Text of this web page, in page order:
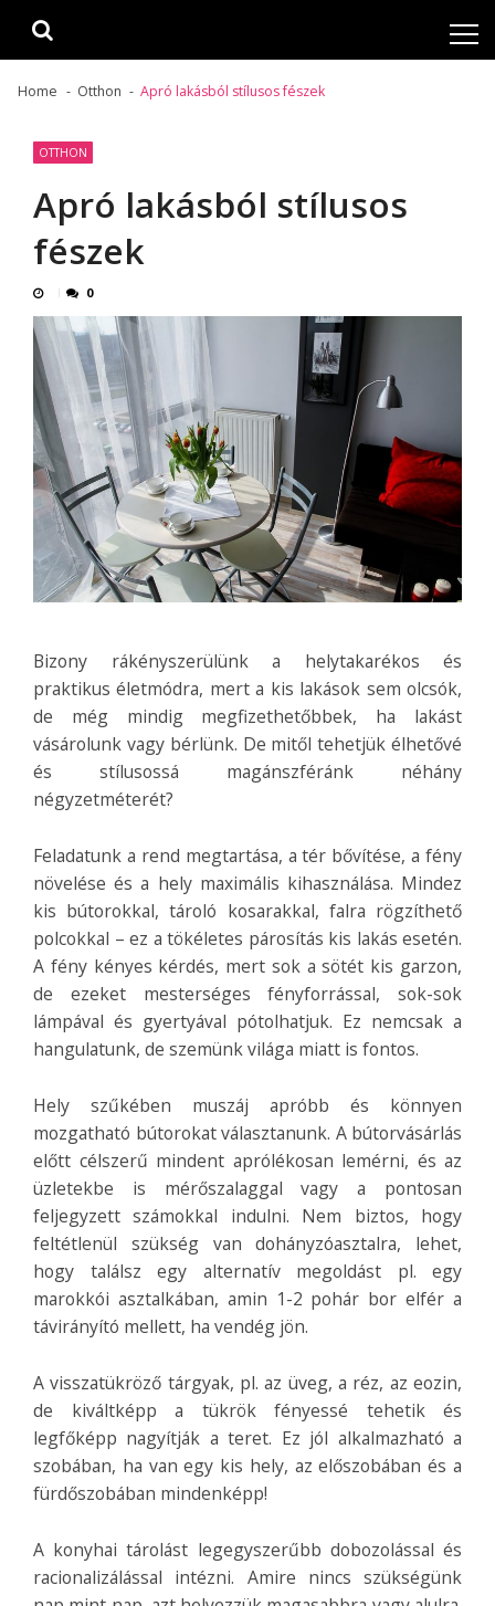
Home Otthon Apró lakásból stílusos fészek
OTTHON
Apró lakásból stílusos
fészek
0
Bizony rákényszerülünk a helytakarékos és
praktikus életmódra, mert a kis lakások sem olcsók,
de még mindig megfizethetőbbek, ha lakást
vásárolunk vagy bérlünk. De mitől tehetjük élhetővé
és stílusossá magánszféránk néhány
négyzetméterét?
Feladatunk a rend megtartása, a tér bővítése, a fény
növelése és a hely maximális kihasználása. Mindez
kis bútorokkal, tároló kosarakkal, falra rögzíthető
polcokkal – ez a tökéletes párosítás kis lakás esetén.
A fény kényes kérdés, mert sok a sötét kis garzon,
de ezeket mesterséges fényforrással, sok-sok
lámpával és gyertyával pótolhatjuk. Ez nemcsak a
hangulatunk, de szemünk világa miatt is fontos.
Hely szűkében muszáj apróbb és könnyen
mozgatható bútorokat választanunk. A bútorvásárlás
előtt célszerű mindent aprólékosan lemérni, és az
üzletekbe is mérőszalaggal vagy a pontosan
feljegyzett számokkal indulni. Nem biztos, hogy
feltétlenül szükség van dohányzóasztalra, lehet,
hogy találsz egy alternatív megoldást pl. egy
marokkói asztalkában, amin 1-2 pohár bor elfér a
távirányító mellett, ha vendég jön.
A visszatükröző tárgyak, pl. az üveg, a réz, az eozin,
de kiváltképp a tükrök fényessé tehetik és
legfőképp nagyítják a teret. Ez jól alkalmazható a
szobában, ha van egy kis hely, az előszobában és a
fürdőszobában mindenképp!
A konyhai tárolást legegyszerűbb dobozolással és
racionalizálással intézni. Amire nincs szükségünk